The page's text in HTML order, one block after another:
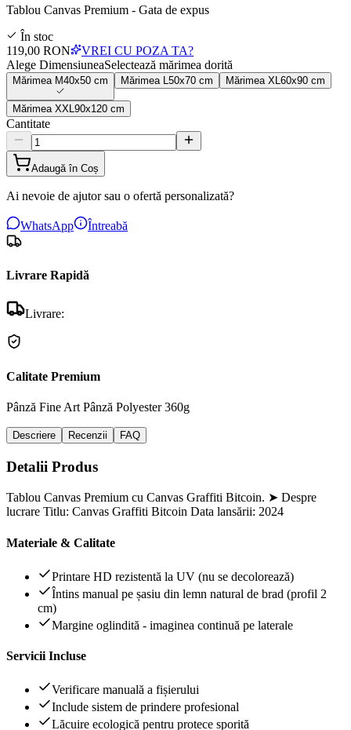
Tablou Canvas Premium - Gata de expus
În stoc
119,00 RON
VREI CU POZA TA?
Alege DimensiuneaSelectează mărimea dorită
Mărimea M40x50 cm Mărimea 50x70 cm Mărimea XL 60x90 cm
Mărimea XXL 90x120 cm
Cantitate
Adaugă în Coș
Ai nevoie de ajutor sau o ofertă personalizată?
WhatsApp Întreabă
Livrare Rapidă
Livrare:
Calitate Premium
Pânză Fine Art Pânză Polyester 360g
Descriere Recenzii FAQ
Detalii Produs
Tablou Canvas Premium cu Canvas Graffiti Bitcoin. ➤ Despre
lucrare Titlu: Canvas Graffiti Bitcoin Data lansării: 2024
Materiale & Calitate
Printare HD rezistentă la UV (nu se decolorează)
Întins manual pe șasiu din lemn natural de brad (profil 2
cm)
Margine oglindită - imaginea continuă pe laterale
Servicii Incluse
Verificare manuală a fișierului
Include sistem de prindere profesional
Lăcuire ecologică pentru protece sporită